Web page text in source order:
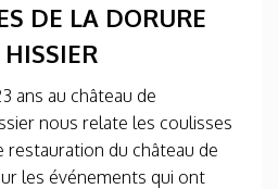
DE LA DORURE
ans au château de
nous relate les coulisses
restauration du château de
les événements qui ont